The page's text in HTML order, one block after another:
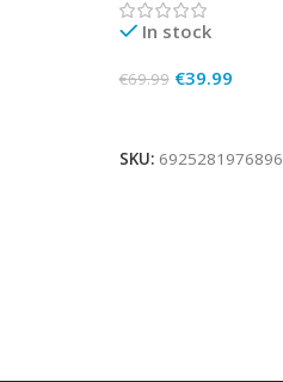
In stock
€69.99 €39.99
SKU: 6925281976896